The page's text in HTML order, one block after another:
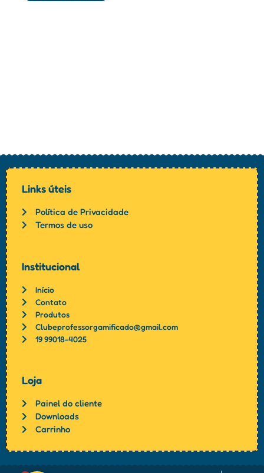
Links úteis
Política de Privacidade
Termos de uso
Institucional
Início
Contato
Produtos
Clubeprofessorgamificado@gmail.com
19 99018-4025
Loja
Painel do cliente
Downloads
Carrinho